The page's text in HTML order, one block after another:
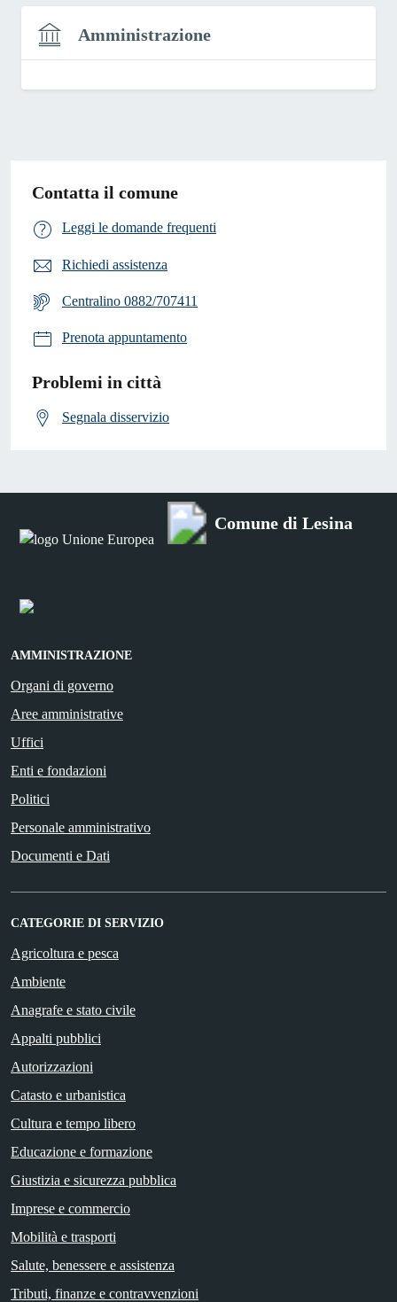
Amministrazione
Contatta il comune
Leggi le domande frequenti
Richiedi assistenza
Centralino 0882/707411
Prenota appuntamento
Problemi in città
Segnala disservizio
Comune di Lesina
AMMINISTRAZIONE
Organi di governo
Aree amministrative
Uffici
Enti e fondazioni
Politici
Personale amministrativo
Documenti e Dati
CATEGORIE DI SERVIZIO
Agricoltura e pesca
Ambiente
Anagrafe e stato civile
Appalti pubblici
Autorizzazioni
Catasto e urbanistica
Cultura e tempo libero
Educazione e formazione
Giustizia e sicurezza pubblica
Imprese e commercio
Mobilità e trasporti
Salute, benessere e assistenza
Tributi, finanze e contravvenzioni